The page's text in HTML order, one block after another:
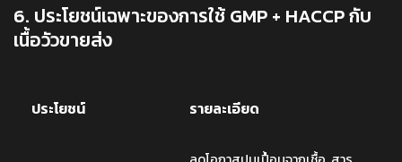
6. ประโยชน์เฉพาะของการใช้ GMP + HACCP กับ
เนื้อวัวขายส่ง
ประโยชน์ รายละเอียด